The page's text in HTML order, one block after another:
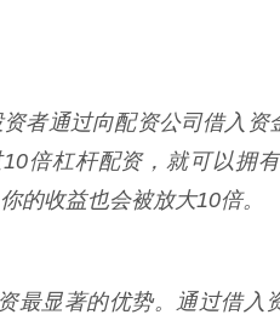
者通过向配资公司借入资
倍杠杆配资，就可以拥
的收益也会被放大10倍。
最显著的优势。通过借入